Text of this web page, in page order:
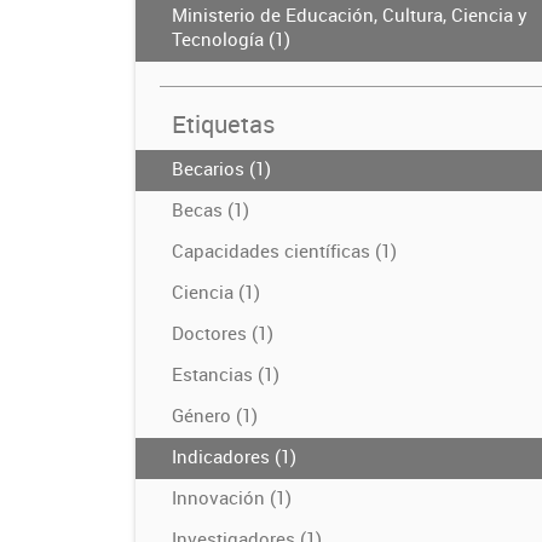
Ministerio de Educación, Cultura, Ciencia y
Tecnología (1)
Etiquetas
Becarios (1)
Becas (1)
Capacidades científicas (1)
Ciencia (1)
Doctores (1)
Estancias (1)
Género (1)
Indicadores (1)
Innovación (1)